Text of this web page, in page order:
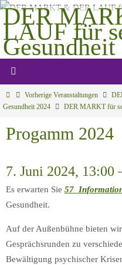
Zum
Inhalt
springen
DER
LAUF für
Gesundheit
StartVorherige Veranstaltungen
Gesundheit 2024
DER MARKT für
Progamm 2024
7. Juni 2024, 13:00
Es erwarten Sie 57
Gesundheit.
Auf der Außenbühne bieten
Gesprächsrunden zu
Bewältigung psychischer